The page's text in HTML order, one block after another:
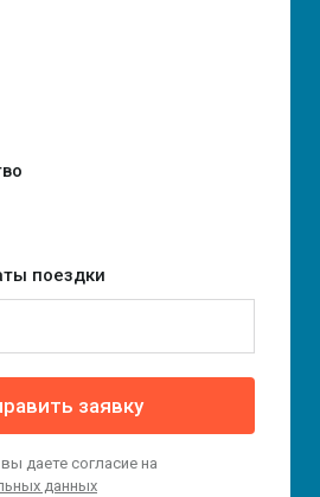
поездки
заявку
даете согласие на
данных